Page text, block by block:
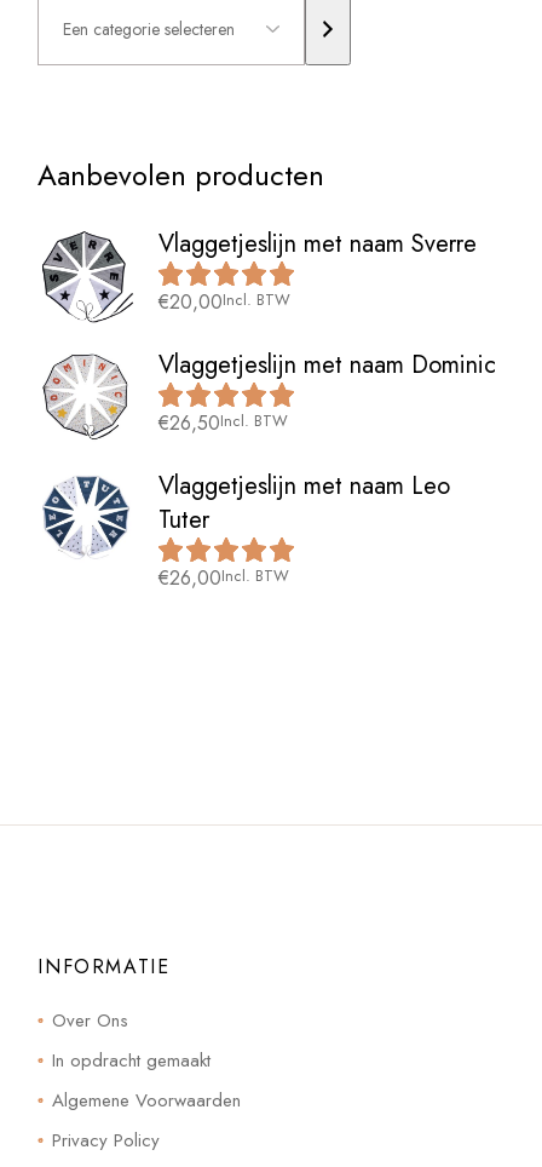
categorie
selecteren
Aanbevolen producten
Vlaggetjeslijn met naam Sverre
€20,00Incl. BTW
Vlaggetjeslijn met naam Dominic
€26,50Incl. BTW
Vlaggetjeslijn met naam Leo
Tuter
€26,00Incl. BTW
INFORMATIE
Over Ons
In opdracht gemaakt
Algemene Voorwaarden
Privacy Policy